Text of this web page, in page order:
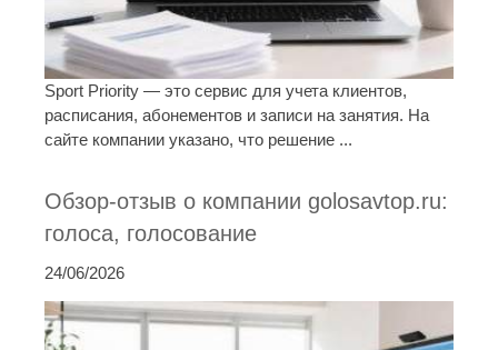
Sport Priority — это сервис для учета клиентов,
расписания, абонементов и записи на занятия. На
сайте компании указано, что решение ...
Обзор-отзыв о компании golosavtop.ru:
голоса, голосование
24/06/2026